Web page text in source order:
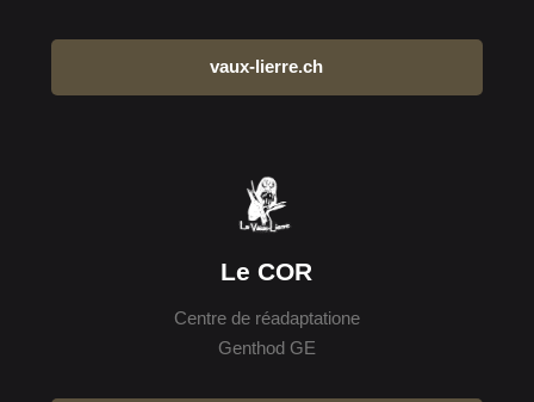
vaux-lierre.ch
Le COR
Centre de réadaptatione
Genthod GE